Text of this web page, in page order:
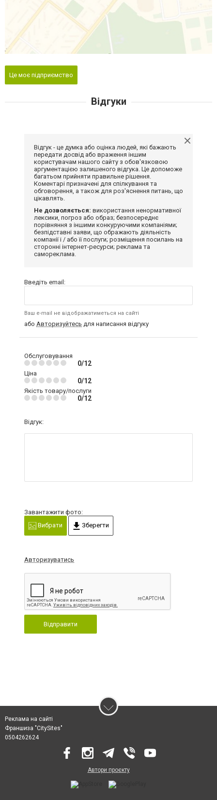
Це моє підприємство
Відгуки
Відгук - це думка або оцінка людей, які бажають
передати досвід або враження іншим
користувачам нашого сайту з обов'язковою
аргументацією залишеного відгука. Це допоможе
багатьом прийняти правильне рішення.
Коментарі призначені для спілкування та
обговорення, а також для роз'яснення питань, що
цікавлять.
Не дозволяється: використання ненормативної
лексики, погроз або образ; безпосереднє
порівняння з іншими конкуруючими компаніями;
безпідставні заяви, що ображають діяльність
компанії і / або її послуги; розміщення посилань на
сторонні інтернет-ресурси; реклама та
самореклама.
Введіть email:
Ваш e-mail не відображатиметься на сайті
або Авторизуйтесь для написання відгуку
Обслуговування
0/12
Ціна
0/12
Якість товару/послуги
0/12
Відгук:
Завантажити фото:
Вибрати
Зберегти
Авторизуватись
Відправити
Реклама на сайті
Франшиза "CitySites"
0504262624
Автори проєкту